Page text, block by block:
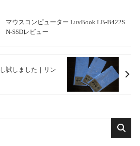
マウスコンピューター LuvBook LB-B422S
N-SSDレビュー
試しました｜リン